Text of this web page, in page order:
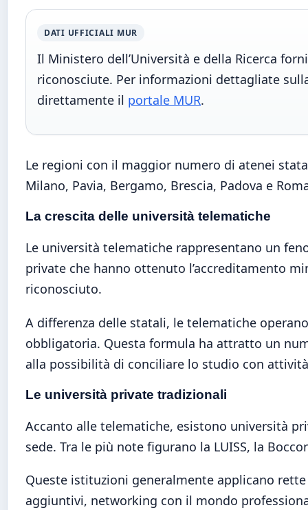
DATI UFFICIALI MUR
Il Ministero dell’Università e della Ricerca
riconosciute. Per informazioni dettagliate
direttamente il portale MUR.
Le regioni con il maggior numero di atenei
Milano, Pavia, Bergamo, Brescia, Padova e
La crescita delle università telematiche
Le università telematiche rappresentano un
private che hanno ottenuto l’accreditamento
riconosciuto.
A differenza delle statali, le telematiche
obbligatoria. Questa formula ha attratto un
alla possibilità di conciliare lo studio con
Le università private tradizionali
Accanto alle telematiche, esistono università
sede. Tra le più note figurano la LUISS, la
Queste istituzioni generalmente applicano
aggiuntivi, networking con il mondo